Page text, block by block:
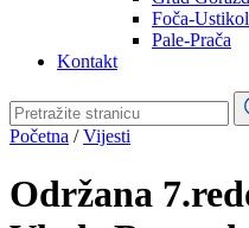
Općine
Pale-Prača
Kontakt
Početna /Vijesti